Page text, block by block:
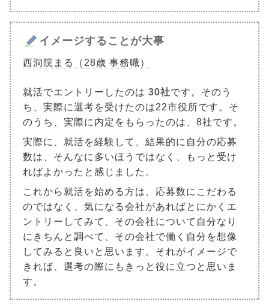
イメージすることが大事
西洞院まる（28歳 事務職）
就活でエントリーしたのは 30社です。そのう
ち、実際に選考を受けたのは22市役所です。そ
のうち、実際に内定をもらったのは、8社です。
実際に、就活を経験して、結果的に自分の応募
数は、そんなに多いほうではなく、もっと受け
ればよかったと感じました。
これから就活を始める方は、応募数にこだわる
のではなく、気になる会社があればとにかくエ
ントリーしてみて、その会社について自分なり
にきちんと調べて、その会社で働く自分を想像
してみると良いと思います。それがイメージで
きれば、選考の際にもきっと役に立つと思いま
す。